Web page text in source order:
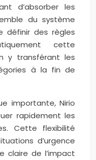
d’absorber les
du système
définir des règles
cette
y transférant les
à la fin de
importante, Nirio
rapidement les
Cette flexibilité
d’urgence
claire de l’impact